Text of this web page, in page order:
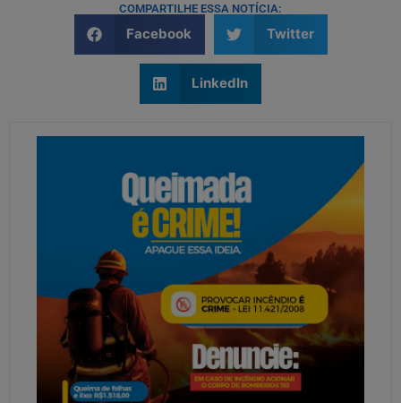
COMPARTILHE ESSA NOTÍCIA:
Facebook Twitter
LinkedIn